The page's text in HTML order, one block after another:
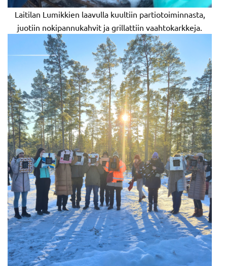
Laitilan Lumikkien laavulla kuultiin partiotoiminnasta,
juotiin nokipannukahvit ja grillattiin vaahtokarkkeja.